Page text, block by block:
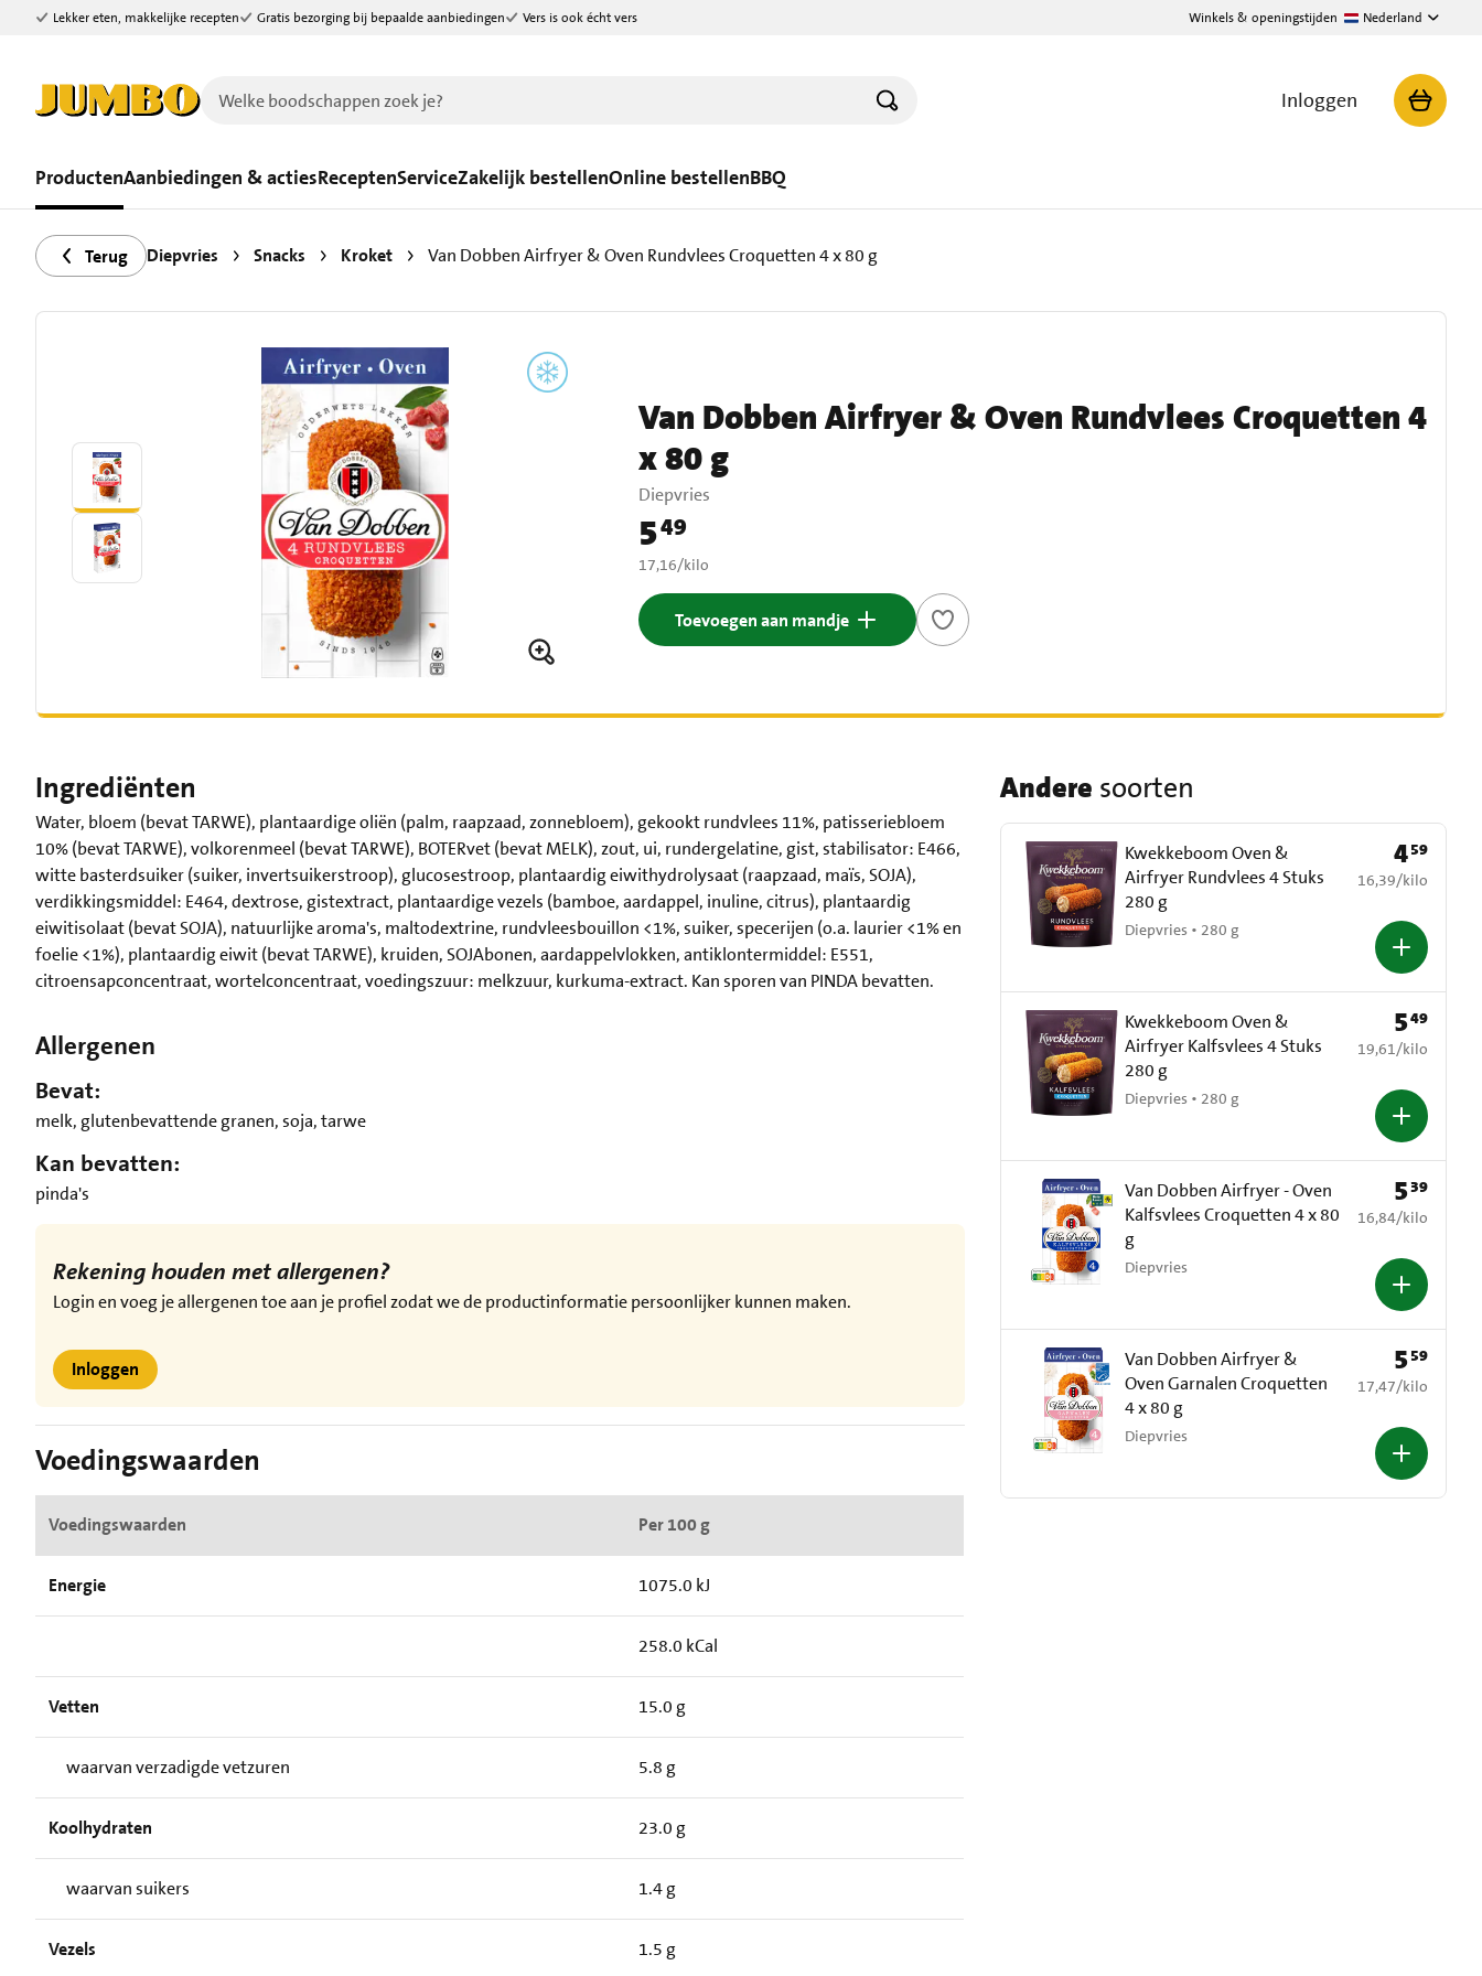
Ga naar zoeken
Ga naar hoofdinhoud
Lekker eten, makkelijke recepten Gratis bezorging bij bepaalde aanbiedingen Vers is ook écht vers Winkels & openingstijden Nederland
Inloggen
ProductenAanbiedingen & actiesReceptenServiceZakelijk bestellenOnline bestellenBBQ
Terug Diepvries Snacks Kroket Van Dobben Airfryer & Oven Rundvlees Croquetten 4 x 80 g
Van Dobben Airfryer & Oven Rundvlees Croquetten 4
x 80 g
Diepvries
Prijs: € 5,49
549
€ 17,16 per kilo
17,16/kilo
Toevoegen aan mandje
Ingrediënten
Water, bloem (bevat TARWE), plantaardige oliën (palm, raapzaad, zonnebloem), gekookt rundvlees 11%, patisseriebloem
10% (bevat TARWE), volkorenmeel (bevat TARWE), BOTERvet (bevat MELK), zout, ui, rundergelatine, gist, stabilisator: E466,
witte basterdsuiker (suiker, invertsuikerstroop), glucosestroop, plantaardig eiwithydrolysaat (raapzaad, maïs, SOJA),
verdikkingsmiddel: E464, dextrose, gistextract, plantaardige vezels (bamboe, aardappel, inuline, citrus), plantaardig
eiwitisolaat (bevat SOJA), natuurlijke aroma's, maltodextrine, rundvleesbouillon <1%, suiker, specerijen (o.a. laurier <1% en
foelie <1%), plantaardig eiwit (bevat TARWE), kruiden, SOJAbonen, aardappelvlokken, antiklontermiddel: E551,
citroensapconcentraat, wortelconcentraat, voedingszuur: melkzuur, kurkuma-extract. Kan sporen van PINDA bevatten.
Allergenen
Bevat:
melk, glutenbevattende granen, soja, tarwe
Kan bevatten:
pinda's
Rekening houden met allergenen?
Login en voeg je allergenen toe aan je profiel zodat we de productinformatie persoonlijker kunnen maken.
Inloggen
Voedingswaarden
Voedingswaarden Per 100 g
Energie 1075.0 kJ
258.0 kCal
Vetten 15.0 g
waarvan verzadigde vetzuren 5.8 g
Koolhydraten 23.0 g
waarvan suikers 1.4 g
Vezels 1.5 g
Andere soorten
Kwekkeboom Oven &
Airfryer Rundvlees 4 Stuks
280 g
Diepvries • 280 g
Prijs: € 4,59
459
€ 16,39 per kilo
16,39/kilo
Kwekkeboom Oven &
Airfryer Kalfsvlees 4 Stuks
280 g
Diepvries • 280 g
Prijs: € 5,49
549
€ 19,61 per kilo
19,61/kilo
Van Dobben Airfryer - Oven
Kalfsvlees Croquetten 4 x 80
g
Diepvries
Prijs: € 5,39
539
€ 16,84 per kilo
16,84/kilo
Van Dobben Airfryer &
Oven Garnalen Croquetten
4 x 80 g
Diepvries
Prijs: € 5,59
559
€ 17,47 per kilo
17,47/kilo